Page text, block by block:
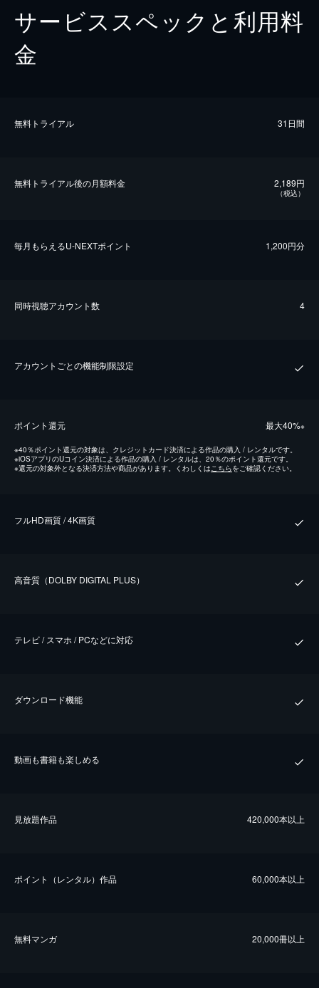
サービススペックと利用料
金
無料トライアル 31日間
無料トライアル後の⽉額料金 2,189円
（税込）
毎⽉もらえるU-NEXTポイント 1,200円分
同時視聴アカウント数 4
アカウントごとの機能制限設定
ポイント還元 最⼤40%※
※40％ポイント還元の対象は、クレジットカード決済による作品の購入 / レンタルです。
※iOSアプリのUコイン決済による作品の購入 / レンタルは、20％のポイント還元です。
※還元の対象外となる決済方法や商品があります。くわしくは こちらをご確認ください。
フルHD画質 / 4K画質
⾼⾳質（DOLBY DIGITAL PLUS）
テレビ / スマホ / PCなどに対応
ダウンロード機能
動画も書籍も楽しめる
⾒放題作品 420,000本以上
ポイント（レンタル）作品 60,000本以上
無料マンガ 20,000冊以上